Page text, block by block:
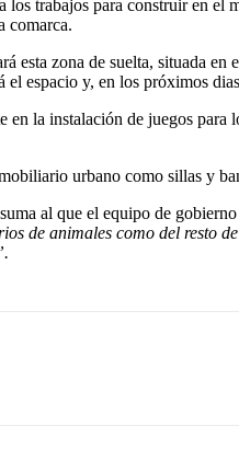
los trabajos para construir en
comarca.
zona de suelta, situada
espacio y, en los próximos
la instalación de juegos
urbano como sillas y
al que el equipo de
de animales como del resto